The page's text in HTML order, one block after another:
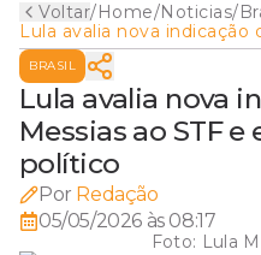
Voltar/Home/Noticias/
Lula avalia nova indicação
Jorge Messias ao STF e
estuda momento político
BRASIL
Lula avalia nova
Messias ao STF
político
Por Redação
05/05/2026 às 08:17
Foto: Lula